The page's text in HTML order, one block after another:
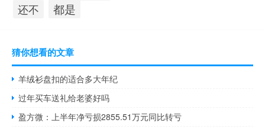
还不 都是
猜你想看的文章
羊绒衫盘扣的适合多大年纪
过年买车送礼给老婆好吗
盈方微：上半年净亏损2855.51万元同比转亏